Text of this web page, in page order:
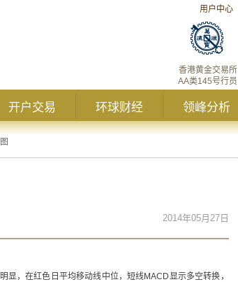
用户中心
香港黄金交易所
AA类145号行员
开户交易 环球财经 领峰分析
2014年05月27日
显，在红色日平均移动线中位，短线MACD显示多空转换，